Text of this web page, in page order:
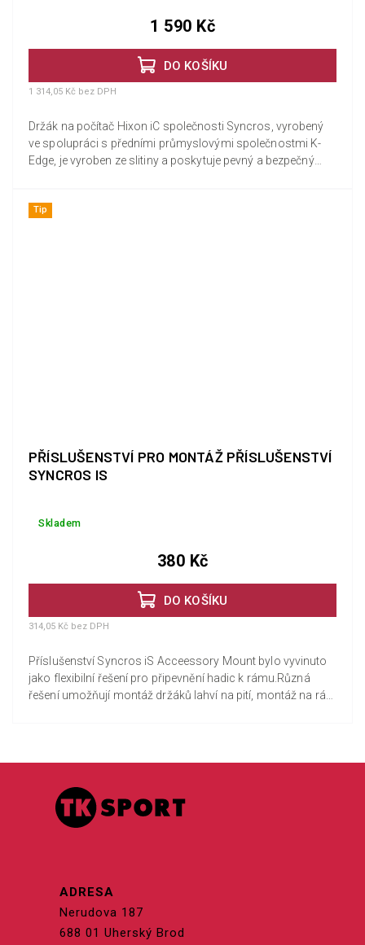
DO KOŠÍKU
1 314,05 Kč bez DPH
1 590 Kč
Držák na počítač Hixon iC společnosti Syncros, vyrobený
ve spolupráci s předními průmyslovými společnostmi K-
Edge, je vyroben ze slitiny a poskytuje pevný a bezpečný
Tip
PŘÍSLUŠENSTVÍ PRO MONTÁŽ PŘÍSLUŠENSTVÍ
SYNCROS IS
Skladem
DO KOŠÍKU
314,05 Kč bez DPH
380 Kč
Příslušenství Syncros iS Acceessory Mount bylo vyvinuto
jako flexibilní řešení pro připevnění hadic k rámu.Různá
řešení umožňují montáž držáků lahví na pití, montáž na rám
ADRESA
Nerudova 187
688 01 Uherský Brod